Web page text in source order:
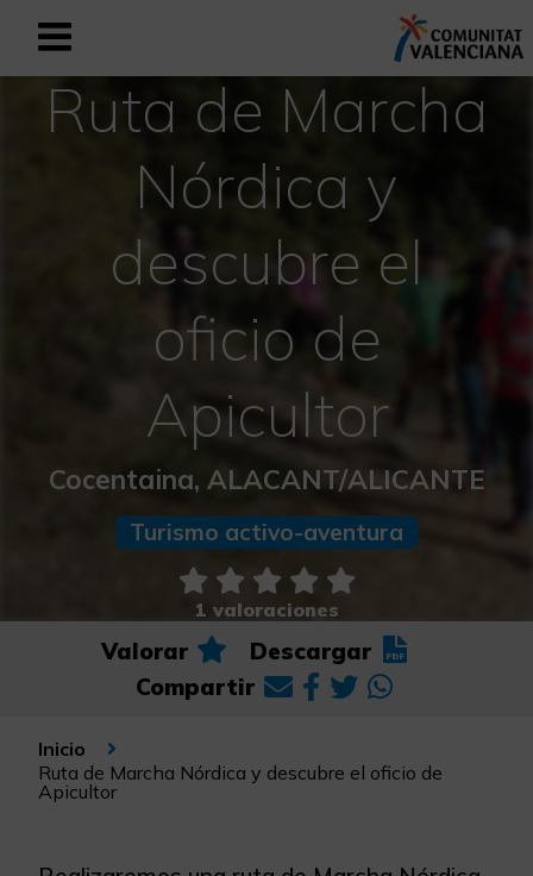
Registrarse como usuario
Registro empresarial
Mediterráneo Activo-Deportivo
Mediterráneo Cultural
Mediterráneo Natural-Rural
Experiencias en otoño
Experiencias Semana Santa
Ruta de Marcha
Nórdica y
descubre el
oficio de
Apicultor
Cocentaina, ALACANT/ALICANTE
Turismo activo-aventura
1 valoraciones
Valorar
Descargar
Compartir
Inicio
Ruta de Marcha Nórdica y descubre el oficio de
Apicultor